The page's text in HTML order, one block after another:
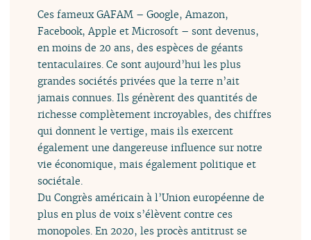
Ces fameux GAFAM – Google, Amazon,
Facebook, Apple et Microsoft – sont devenus,
en moins de 20 ans, des espèces de géants
tentaculaires. Ce sont aujourd’hui les plus
grandes sociétés privées que la terre n’ait
jamais connues. Ils génèrent des quantités de
richesse complètement incroyables, des chiffres
qui donnent le vertige, mais ils exercent
également une dangereuse influence sur notre
vie économique, mais également politique et
sociétale.
Du Congrès américain à l’Union européenne de
plus en plus de voix s’élèvent contre ces
monopoles. En 2020, les procès antitrust se